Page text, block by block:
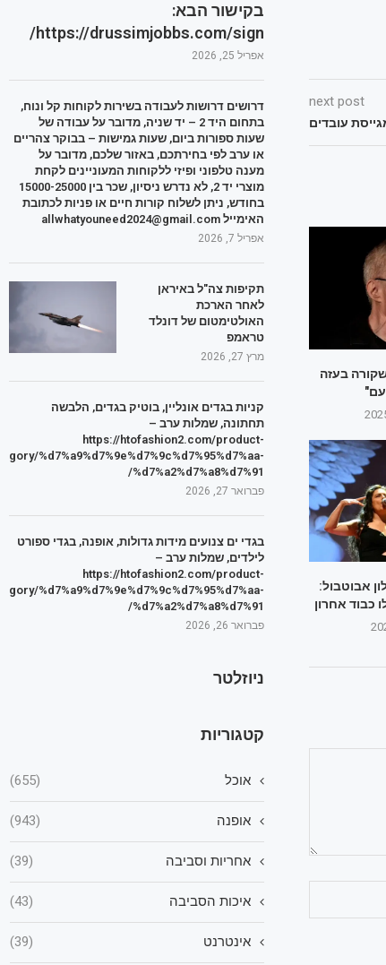
next post
בעזה
אבוטבול:
כבוד אחרון
בקישור הבא:
https://drussimjobbs.com/sign/
אפריל 25, 2026
דרושים דרושות לעבודה בשירות לקוחות קל ונוח,
בתחום היד 2 – יד שניה, מדובר על עבודה של
שעות ספורות ביום, שעות גמישות – בבוקר צהריים
או ערב לפי בחירתכם, באזור שלכם, מדובר על
מענה טלפוני ופיזי ללקוחות המעוניינים לקחת
מוצרי יד 2, לא נדרש ניסיון, שכר בין 15000-25000
בחודש, ניתן לשלוח קורות חיים או פניות לכתובת
האימייל allwhatyouneed2024@gmail.com
אפריל 7, 2026
תקיפות צה"ל באיראן
לאחר הארכת
האולטימטום של דונלד
טראמפ
מרץ 27, 2026
קניות בגדים אונליין, בוטיק בגדים, הלבשה
תחתונה, שמלות ערב –
https://htofashion2.com/product-
%d7%a9%d7%9e%d7%9c%d7%95%d7%aa-
%d7%a2%d7%a8%d7%91/
פברואר 27, 2026
בגדי ים צנועים מידות גדולות, אופנה, בגדי ספורט
לילדים, שמלות ערב –
https://htofashion2.com/product-
%d7%a9%d7%9e%d7%9c%d7%95%d7%aa-
%d7%a2%d7%a8%d7%91/
פברואר 26, 2026
ניוזלטר
קטגוריות
אוכל (655)
אופנה (943)
אחריות וסביבה (39)
איכות הסביבה (43)
אינטרנט (39)